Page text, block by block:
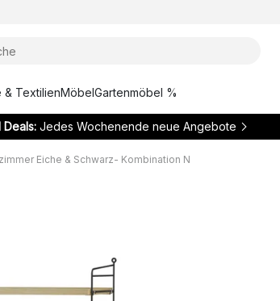
& TextilienMöbelGartenmöbel %
Jedes Wochenende neue Angebote
Eiche & Schwarz- Kombination N